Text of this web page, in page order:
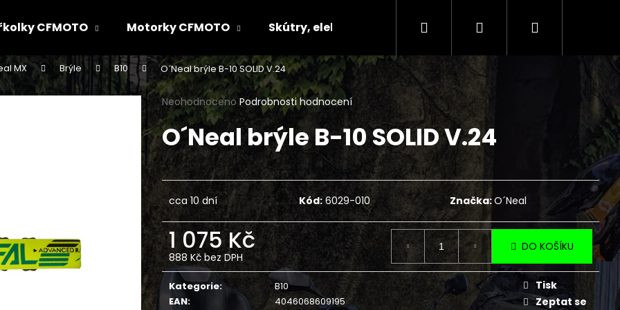
CFMOTO Motorky CFMOTO Skútry, elektr.skútry CENÍK SERVISNÍCH ÚKONŮ
Hledat PřihlášeníNákupní
MX Brýle B10 O´Neal brýle B-10 SOLID V.24
Průměrné
hodnocení
produktu
je
0,0
z
5
hvězdiček.
Neohodnoceno Podrobnosti hodnocení
O´Neal brýle B-10 SOLID V.24
cca 10 dní Kód: 6029-010 Značka:O´Neal
1 075 Kč
888 Kč bez DPH
Měrná
cena:
DO KOŠÍKU
Kategorie:
B10
EAN: 4046068609195
Tisk
Zeptat se
Co potřebujete najít?
HLEDAT
Doporučujeme
Následující